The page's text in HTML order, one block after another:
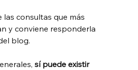
las consultas que más
y conviene responderla
blog.
sí puede existir